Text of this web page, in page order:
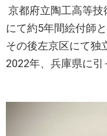
京都府立陶工高等
にて約5年間絵付師と
その後左京区にて独
2022年、兵庫県に引